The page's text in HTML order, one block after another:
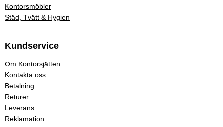
Kontorsmöbler
Städ, Tvätt & Hygien
Kundservice
Om Kontorsjätten
Kontakta oss
Betalning
Returer
Leverans
Reklamation